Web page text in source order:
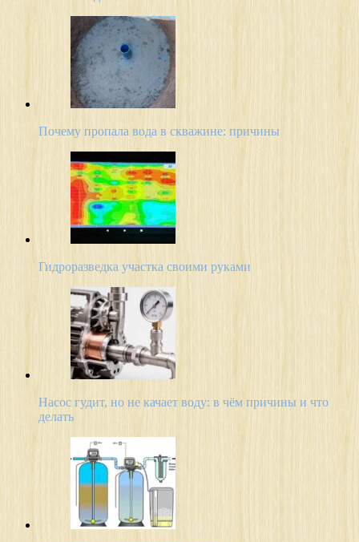
Почему пропала вода в скважине: причины
Гидроразведка участка своими руками
Насос гудит, но не качает воду: в чём причины и что
делать